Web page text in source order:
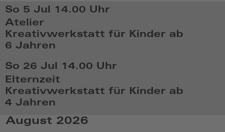
28
2026,
14:06
So 5 Jul
14.00 Uhr
Atelier
Kreativwerkstatt für Kinder ab
6 Jahren
Jul
5
2026,
14:07
So 26 Jul
14.00 Uhr
Elternzeit
Kreativwerkstatt für Kinder ab
4 Jahren
So,
Jul
August 2026